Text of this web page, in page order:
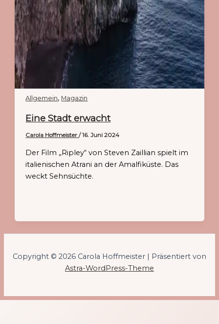
Allgemein, Magazin
Eine Stadt erwacht
Carola Hoffmeister/16. Juni 2024
Der Film „Ripley“ von Steven Zaillian spielt im
italienischen Atrani an der Amalfiküste. Das
weckt Sehnsüchte.
Copyright © 2026 Carola Hoffmeister | Präsentiert von
Astra-WordPress-Theme